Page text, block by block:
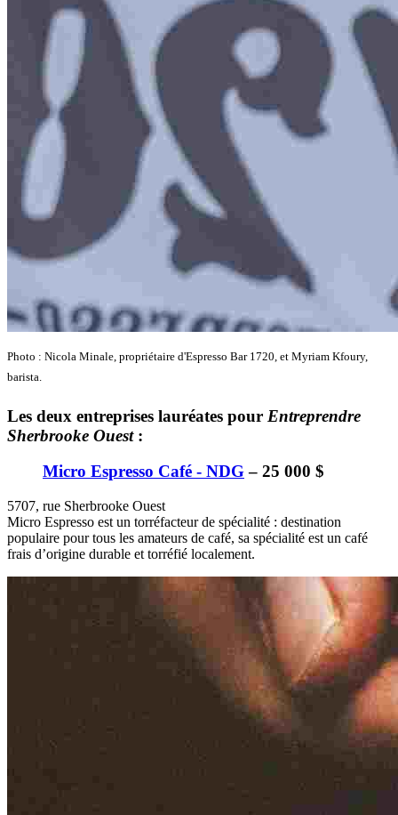
Photo : Nicola Minale, propriétaire d'Espresso Bar 1720, et Myriam Kfoury,
barista.
Les deux entreprises lauréates pour Entreprendre
Sherbrooke Ouest:
Micro Espresso Café - NDG– 25 000 $
5707, rue Sherbrooke Ouest
Micro Espresso est un torréfacteur de spécialité : destination
populaire pour tous les amateurs de café, sa spécialité est un café
frais d’origine durable et torréfié localement.